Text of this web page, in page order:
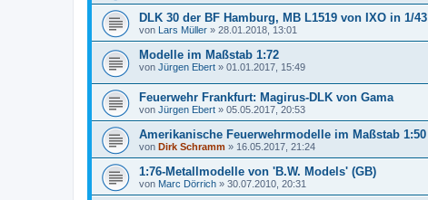
DLK 30 der BF Hamburg, MB L1519 von IXO in 1/43
von Lars Müller » 28.01.2018, 13:01
Modelle im Maßstab 1:72
von Jürgen Ebert » 01.01.2017, 15:49
Feuerwehr Frankfurt: Magirus-DLK von Gama
von Jürgen Ebert » 05.05.2017, 20:53
Amerikanische Feuerwehrmodelle im Maßstab 1:50
von Dirk Schramm » 16.05.2017, 21:24
1:76-Metallmodelle von 'B.W. Models' (GB)
von Marc Dörrich » 30.07.2010, 20:31